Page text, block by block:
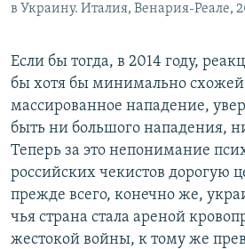
в Украину. Италия, Венария-Реале,
Если бы тогда, в 2014 году,
бы хотя бы минимально схожей
массированное нападение,
быть ни большого нападения,
Теперь за это непонимание
российских чекистов дорогую
прежде всего, конечно же,
чья страна стала ареной
жестокой войны, к тому же